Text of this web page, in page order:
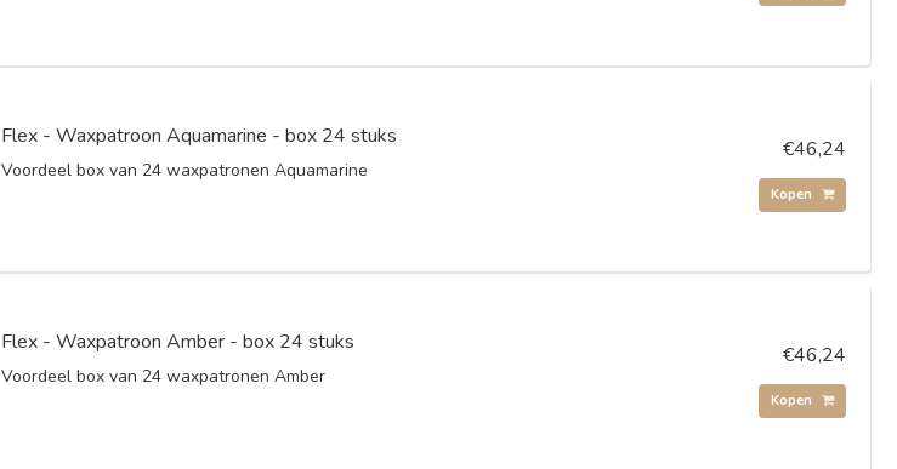
Flex - Waxpatroon Aquamarine - box 24 stuks
Voordeel box van 24 waxpatronen Aquamarine
€46,24
Kopen
Flex - Waxpatroon Amber - box 24 stuks
Voordeel box van 24 waxpatronen Amber
€46,24
Kopen